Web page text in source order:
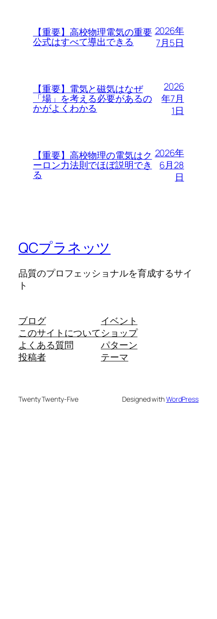
【重要】高校物理電気の重要
公式はすべて導出できる
2026年
7月5日
【重要】電気と磁気はなぜ
「場」を考える必要があるの
かがよくわかる
2026
年7月
1日
【重要】高校物理の電気はク
ーロン力法則でほぼ説明でき
る
2026年
6月28
日
QCプラネッツ
品質のプロフェッショナルを育成するサイ
ト
ブログ
このサイトについて
よくある質問
投稿者
イベント
ショップ
パターン
テーマ
Twenty Twenty-Five Designed withWordPress